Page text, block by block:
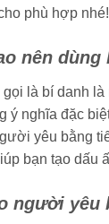
phù hợp nhé!
nên
là bí danh
ý nghĩa đặc
yêu bằng
bạn tạo dấu
người yêu